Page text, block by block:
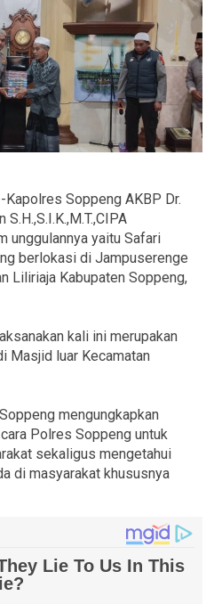
Kapolres Soppeng AKBP Dr.
unggulannya yaitu Safari
berlokasi di Jampuserenge
Liliriaja Kabupaten Soppeng,
kali ini merupakan
Masjid luar Kecamatan
mengungkapkan
Polres Soppeng untuk
sekaligus mengetahui
di masyarakat khususnya